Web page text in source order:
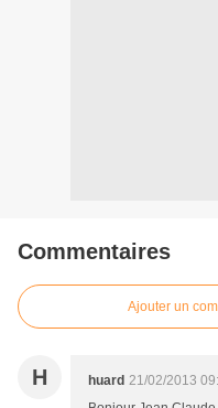
Commentaires
Ajouter un
H huard 21/02/2013